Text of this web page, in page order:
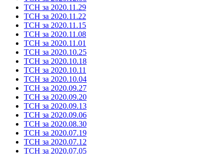
ТСН за 2020.11.29
ТСН за 2020.11.22
ТСН за 2020.11.15
ТСН за 2020.11.08
ТСН за 2020.11.01
ТСН за 2020.10.25
ТСН за 2020.10.18
ТСН за 2020.10.11
ТСН за 2020.10.04
ТСН за 2020.09.27
ТСН за 2020.09.20
ТСН за 2020.09.13
ТСН за 2020.09.06
ТСН за 2020.08.30
ТСН за 2020.07.19
ТСН за 2020.07.12
ТСН за 2020.07.05